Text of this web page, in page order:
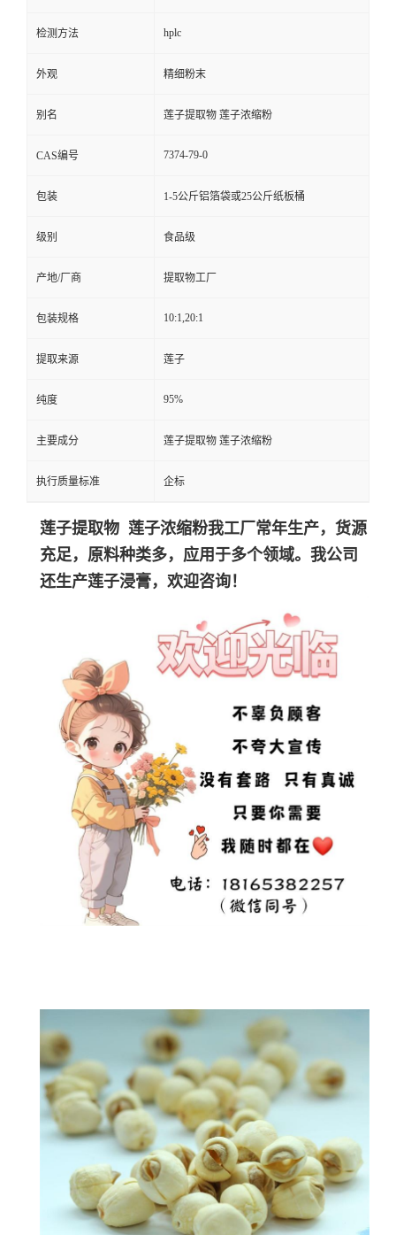
检测方法 hplc
外观 精细粉末
别名 莲子提取物 莲子浓缩粉
CAS编号 7374-79-0
包装 1-5公斤铝箔袋或25公斤纸板桶
级别 食品级
产地/厂商 提取物工厂
包装规格 10:1,20:1
提取来源 莲子
纯度 95%
主要成分 莲子提取物 莲子浓缩粉
执行质量标准 企标
莲子提取物 莲子浓缩粉我工厂常年生产，货源
充足，原料种类多，应用于多个领域。我公司
还生产莲子浸膏，欢迎咨询！